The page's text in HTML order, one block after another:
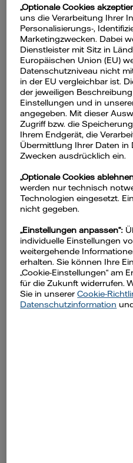
Steigende
erhöhen den
Unternehmen
wird im Betrieb
einem
zu reduzieren. Im
einen
Überblick, wie
geeignete
„Optionale Cookies
uns die Verarbeitung Ihrer
Personalisierungs-,
Marketingzwecken. Dabei
Dienstleister mit Sitz in
Europäischen Union (EU)
Datenschutzniveau nicht
in der EU vergleichbar ist.
der jeweiligen
Einstellungen und in
angegeben. Mit dieser
Zugriff bzw. die
Ihrem Endgerät, die
Übermittlung Ihrer Daten in
Zwecken ausdrücklich ein.
„Optionale Cookies
werden nur technisch
Technologien eingesetzt.
nicht gegeben.
„Einstellungen anpassen“:
individuelle Einstellungen
weitergehende
erhalten. Sie können Ihre
„Cookie-Einstellungen“ am
für die Zukunft widerrufen.
Sie in unsererCookie-
Datenschutzinformation